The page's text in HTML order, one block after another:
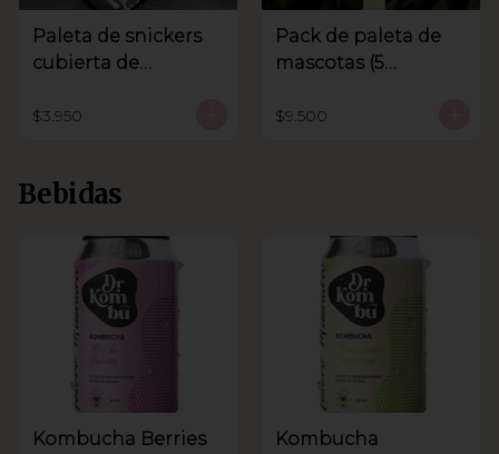
Paleta de snickers
cubierta de
$3.950
Pack de paleta de
mascotas (5
$9.500
Bebidas
Kombucha Berries
Kombucha